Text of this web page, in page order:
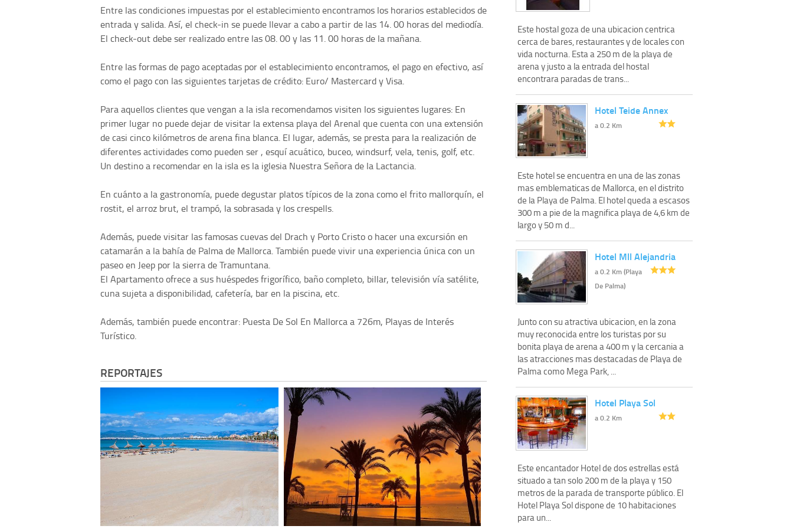
Entre las condiciones impuestas por el establecimiento encontramos los horarios establecidos de
entrada y salida. Así, el check-in se puede llevar a cabo a partir de las 14. 00 horas del mediodía.
El check-out debe ser realizado entre las 08. 00 y las 11. 00 horas de la mañana.
Entre las formas de pago aceptadas por el establecimiento encontramos, el pago en efectivo, así
como el pago con las siguientes tarjetas de crédito: Euro/ Mastercard y Visa.
Para aquellos clientes que vengan a la isla recomendamos visiten los siguientes lugares: En
primer lugar no puede dejar de visitar la extensa playa del Arenal que cuenta con una extensión
de casi cinco kilómetros de arena fina blanca. El lugar, además, se presta para la realización de
diferentes actividades como pueden ser , esquí acuático, buceo, windsurf, vela, tenis, golf, etc.
Un destino a recomendar en la isla es la iglesia Nuestra Señora de la Lactancia.
En cuánto a la gastronomía, puede degustar platos típicos de la zona como el frito mallorquín, el
rostit, el arroz brut, el trampó, la sobrasada y los crespells.
Además, puede visitar las famosas cuevas del Drach y Porto Cristo o hacer una excursión en
catamarán a la bahía de Palma de Mallorca. También puede vivir una experiencia única con un
paseo en Jeep por la sierra de Tramuntana.
El Apartamento ofrece a sus huéspedes frigorífico, baño completo, billar, televisión vía satélite,
cuna sujeta a disponibilidad, cafetería, bar en la piscina, etc.
Además, también puede encontrar: Puesta De Sol En Mallorca a 726m, Playas de Interés
Turístico.
REPORTAJES
Este hostal goza de una ubicacion centrica
cerca de bares, restaurantes y de locales con
vida nocturna. Esta a 250 m de la playa de
arena y justo a la entrada del hostal
encontrara paradas de trans...
Hotel Teide Annex
a 0.2 Km
Este hotel se encuentra en una de las zonas
mas emblematicas de Mallorca, en el distrito
de la Playa de Palma. El hotel queda a escasos
300 m a pie de la magnifica playa de 4,6 km de
largo y 50 m d...
Hotel Mll Alejandria
a 0.2 Km (Playa
De Palma)
Junto con su atractiva ubicacion, en la zona
muy reconocida entre los turistas por su
bonita playa de arena a 400 m y la cercania a
las atracciones mas destacadas de Playa de
Palma como Mega Park, ...
Hotel Playa Sol
a 0.2 Km
Este encantador Hotel de dos estrellas está
situado a tan solo 200 m de la playa y 150
metros de la parada de transporte público. El
Hotel Playa Sol dispone de 10 habitaciones
para un...